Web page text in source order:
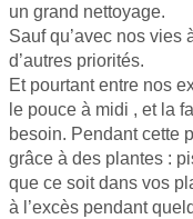
un grand nettoyage.
Sauf qu’avec nos vies
d’autres priorités.
Et pourtant entre nos
le pouce à midi , et la
besoin. Pendant cette
grâce à des plantes :
que ce soit dans vos
à l’excès pendant